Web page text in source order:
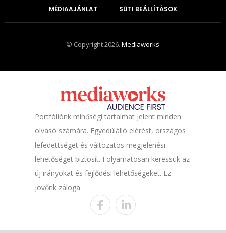
MÉDIAAJÁNLAT SÜTI BEÁLLÍTÁSOK
© Copyright 2026.Mediaworks
Portfóliónk minőségi tartalmat jelent minden
olvasó számára. Egyedülálló elérést, országos
lefedettséget és változatos megjelenési
lehetőséget biztosít. Folyamatosan keressük az
új irányokat és fejlődési lehetőségeket. Ez
jövőnk záloga.